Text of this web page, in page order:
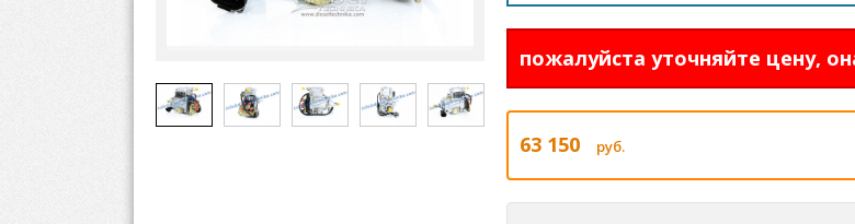
пожалуйста уточняйте цену,
63 150 руб.